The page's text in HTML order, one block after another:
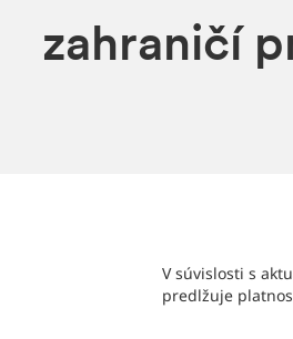
zahraničí
V súvislosti s
predlžuje